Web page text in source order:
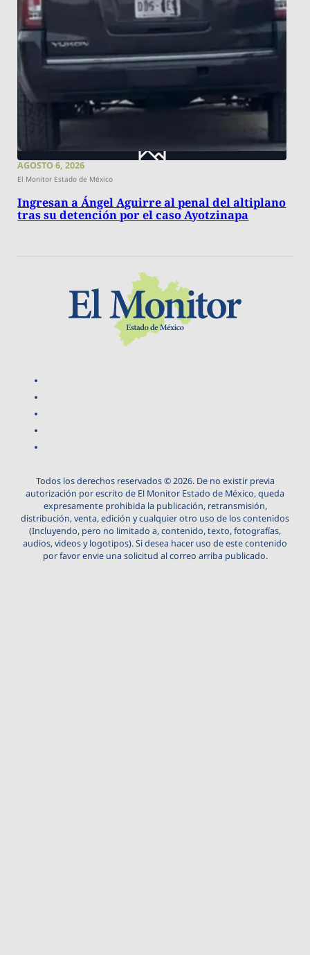
AGOSTO 6, 2026
El Monitor Estado de México
Ingresan a Ángel Aguirre al penal del altiplano
tras su detención por el caso Ayotzinapa
Todos los derechos reservados © 2026. De no existir previa
autorización por escrito de El Monitor Estado de México, queda
expresamente prohibida la publicación, retransmisión,
distribución, venta, edición y cualquier otro uso de los contenidos
(Incluyendo, pero no limitado a, contenido, texto, fotografías,
audios, videos y logotipos). Si desea hacer uso de este contenido
por favor envie una solicitud al correo arriba publicado.